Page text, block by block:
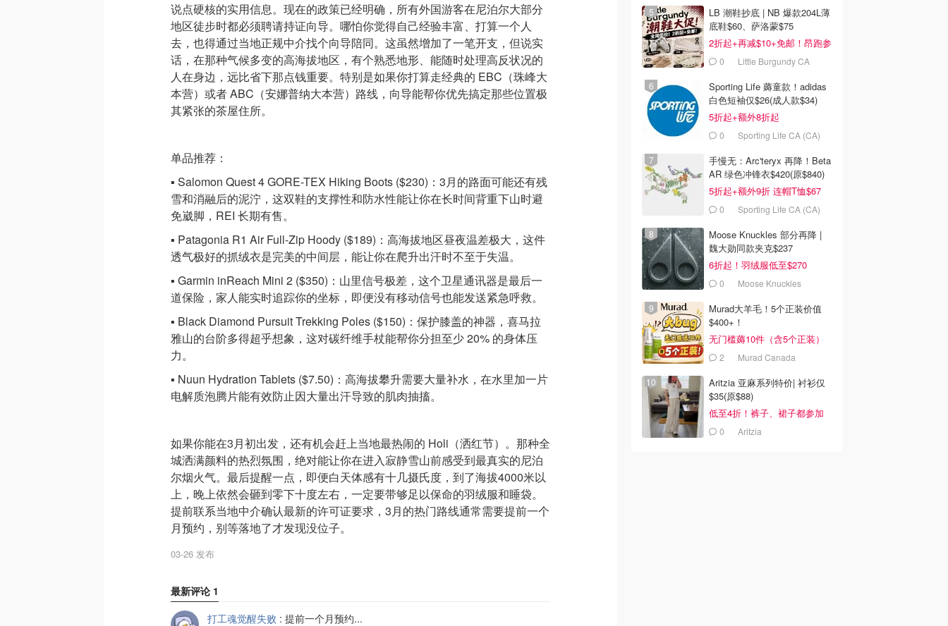
说点硬核的实用信息。现在的政策已经明确，所有外国游客在尼泊尔大部分
地区徒步时都必须聘请持证向导。哪怕你觉得自己经验丰富、打算一个人
去，也得通过当地正规中介找个向导陪同。这虽然增加了一笔开支，但说实
话，在那种气候多变的高海拔地区，有个熟悉地形、能随时处理高反状况的
人在身边，远比省下那点钱重要。特别是如果你打算走经典的 EBC（珠峰大
本营）或者 ABC（安娜普纳大本营）路线，向导能帮你优先搞定那些位置极
其紧张的茶屋住所。
单品推荐：
▪️ Salomon Quest 4 GORE-TEX Hiking Boots ($230)：3月的路面可能还有残
雪和消融后的泥泞，这双鞋的支撑性和防水性能让你在长时间背重下山时避
免崴脚，REI 长期有售。
▪️ Patagonia R1 Air Full-Zip Hoody ($189)：高海拔地区昼夜温差极大，这件
透气极好的抓绒衣是完美的中间层，能让你在爬升出汗时不至于失温。
▪️ Garmin inReach Mini 2 ($350)：山里信号极差，这个卫星通讯器是最后一
道保险，家人能实时追踪你的坐标，即便没有移动信号也能发送紧急呼救。
▪️ Black Diamond Pursuit Trekking Poles ($150)：保护膝盖的神器，喜马拉
雅山的台阶多得超乎想象，这对碳纤维手杖能帮你分担至少 20% 的身体压
力。
▪️ Nuun Hydration Tablets ($7.50)：高海拔攀升需要大量补水，在水里加一片
电解质泡腾片能有效防止因大量出汗导致的肌肉抽搐。
如果你能在3月初出发，还有机会赶上当地最热闹的 Holi（洒红节）。那种全
城洒满颜料的热烈氛围，绝对能让你在进入寂静雪山前感受到最真实的尼泊
尔烟火气。最后提醒一点，即便白天体感有十几摄氏度，到了海拔4000米以
上，晚上依然会砸到零下十度左右，一定要带够足以保命的羽绒服和睡袋。
提前联系当地中介确认最新的许可证要求，3月的热门路线通常需要提前一个
月预约，别等落地了才发现没位子。
03-26 发布
最新评论 1
打工魂觉醒失败 : 提前一个月预约...
LB 潮鞋抄底 | NB 爆款204L薄
底鞋$60、萨洛蒙$75
2折起+再减$10+免邮！昂跑参
加 0
Little Burgundy CA
Sporting Life 薅童款！adidas
白色短袖仅$26(成人款$34)
5折起+额外8折起
0 Sporting Life CA (CA)
手慢无：Arc'teryx 再降！Beta
AR 绿色冲锋衣$420(原$840)
5折起+额外9折 连帽T恤$67
0 Sporting Life CA (CA)
Moose Knuckles 部分再降 |
魏大勋同款夹克$237
6折起！羽绒服低至$270
0 Moose Knuckles
Murad大羊毛！5个正装价值
$400+！
无门槛薅10件（含5个正装）
2 Murad Canada
Aritzia 亚麻系列特价| 衬衫仅
$35(原$88)
低至4折！裤子、裙子都参加
0 Aritzia